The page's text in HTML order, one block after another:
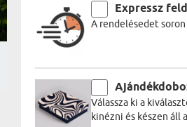
Expressz
A rendelésedet
Válassza ki a
kinézni és készen áll